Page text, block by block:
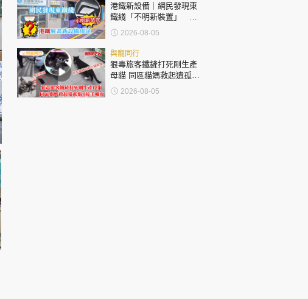
港鐵新設備｜網民發現東
鐵綫「不明新裝置」 港
鐵解畫新設備用途
2026-08-05
與寵同行
狠毒旅客鐵鏟打死剛生產
母貓 同區貓媽救起遺孤貓
B接手哺育
2026-08-05